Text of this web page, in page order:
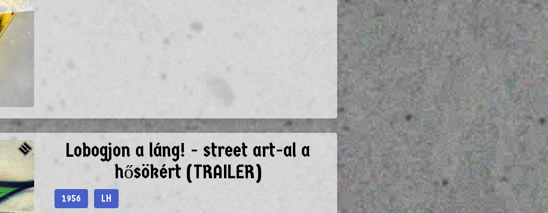
Lobogjon a láng! - street art-al a
hősökért (TRAILER)
1956
LH